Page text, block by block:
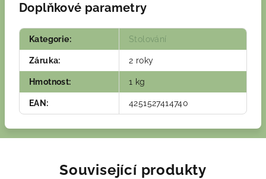
Doplňkové parametry
Kategorie: Stolování
Záruka: 2 roky
Hmotnost: 1 kg
EAN : 4251527414740
Související produkty